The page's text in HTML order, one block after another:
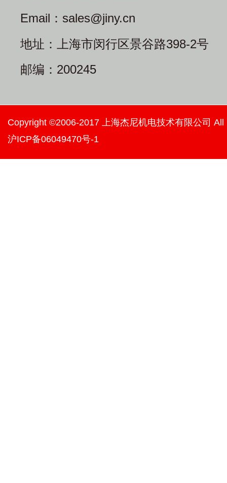
Email：sales@jiny.cn
地址：上海市闵行区景谷路398-2号
邮编：200245
Copyright ©2006-2017 上海杰尼机电技术有限公司 All
沪ICP备06049470号-1